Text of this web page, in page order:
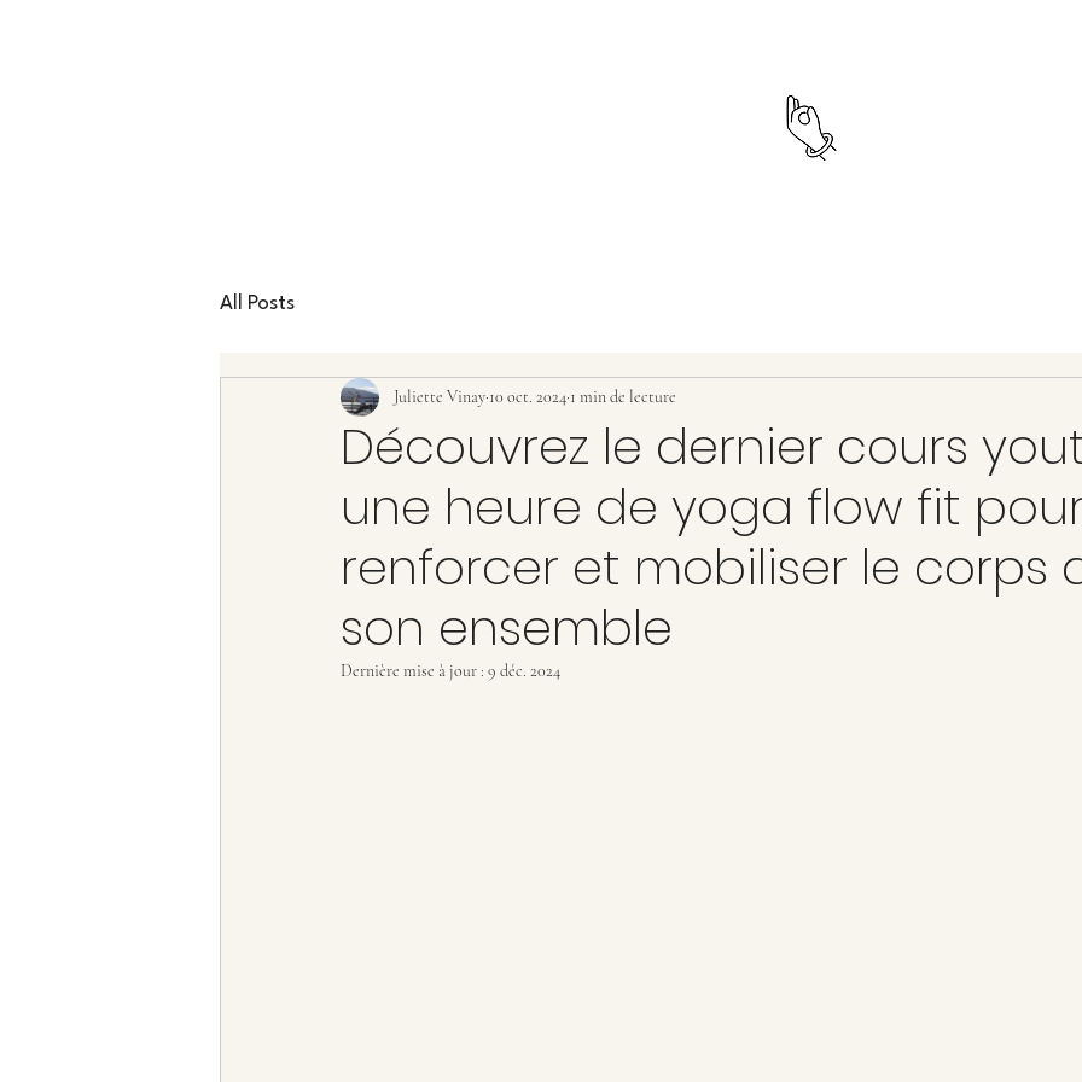
All Posts
Découvrez le dernier cours
une heure de yoga flow fit
renforcer et mobiliser le corps
son ensemble
Juliette Vinay 10 oct. 2024 1 min de lecture
Dernière mise à jour : 9 déc. 2024